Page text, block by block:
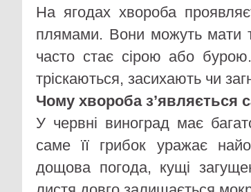
На ягодах хвороба
плямами. Вони можуть мати
часто стає сірою або
тріскаються, засихають чи
Чому хвороба з’являється
У червні виноград має
саме її грибок уражає
дощова погода, кущі